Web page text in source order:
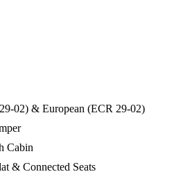
02) & European (ECR 29-02)
Cabin
& Connected Seats